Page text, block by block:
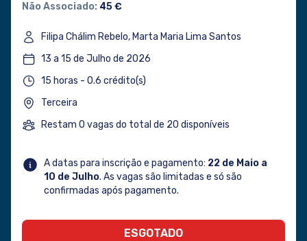
Não Associado: 45 €
Filipa Chálim Rebelo, Marta Maria Lima Santos
13 a 15 de Julho de 2026
15 horas - 0.6 crédito(s)
Terceira
Restam 0 vagas do total de 20 disponíveis
A datas para inscrição e pagamento: 22 de Maio a
10 de Julho. As vagas são limitadas e só são
confirmadas após pagamento.
ESGOTADO